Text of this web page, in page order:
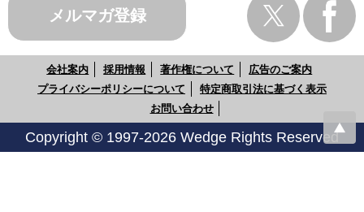
メルマガ登録
会社案内 採用情報 著作権について
広告のご案内
プライバシーポリシーについて
特定商取引法に基づく表示
お問い合わせ
Copyright © 1997-2026 Wedge Rights Reserved